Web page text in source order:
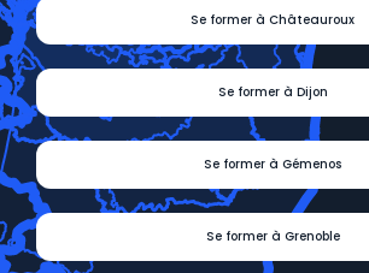
Se former à Châteauroux
Se former à Dijon
Se former à Gémenos
Se former à Grenoble